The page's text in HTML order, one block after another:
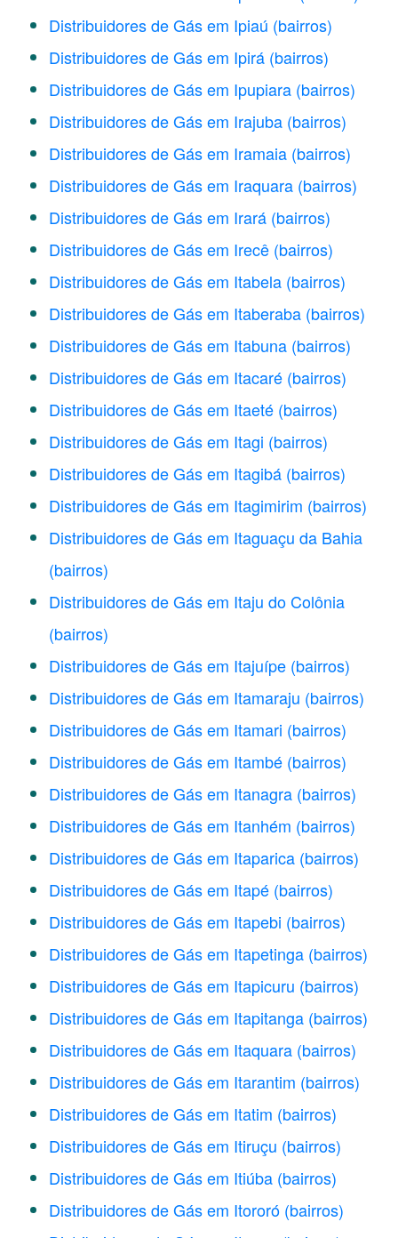
Distribuidores de Gás em Ipiaú (bairros)
Distribuidores de Gás em Ipirá (bairros)
Distribuidores de Gás em Ipupiara (bairros)
Distribuidores de Gás em Irajuba (bairros)
Distribuidores de Gás em Iramaia (bairros)
Distribuidores de Gás em Iraquara (bairros)
Distribuidores de Gás em Irará (bairros)
Distribuidores de Gás em Irecê (bairros)
Distribuidores de Gás em Itabela (bairros)
Distribuidores de Gás em Itaberaba (bairros)
Distribuidores de Gás em Itabuna (bairros)
Distribuidores de Gás em Itacaré (bairros)
Distribuidores de Gás em Itaeté (bairros)
Distribuidores de Gás em Itagi (bairros)
Distribuidores de Gás em Itagibá (bairros)
Distribuidores de Gás em Itagimirim (bairros)
Distribuidores de Gás em Itaguaçu da Bahia
(bairros)
Distribuidores de Gás em Itaju do Colônia
(bairros)
Distribuidores de Gás em Itajuípe (bairros)
Distribuidores de Gás em Itamaraju (bairros)
Distribuidores de Gás em Itamari (bairros)
Distribuidores de Gás em Itambé (bairros)
Distribuidores de Gás em Itanagra (bairros)
Distribuidores de Gás em Itanhém (bairros)
Distribuidores de Gás em Itaparica (bairros)
Distribuidores de Gás em Itapé (bairros)
Distribuidores de Gás em Itapebi (bairros)
Distribuidores de Gás em Itapetinga (bairros)
Distribuidores de Gás em Itapicuru (bairros)
Distribuidores de Gás em Itapitanga (bairros)
Distribuidores de Gás em Itaquara (bairros)
Distribuidores de Gás em Itarantim (bairros)
Distribuidores de Gás em Itatim (bairros)
Distribuidores de Gás em Itiruçu (bairros)
Distribuidores de Gás em Itiúba (bairros)
Distribuidores de Gás em Itororó (bairros)